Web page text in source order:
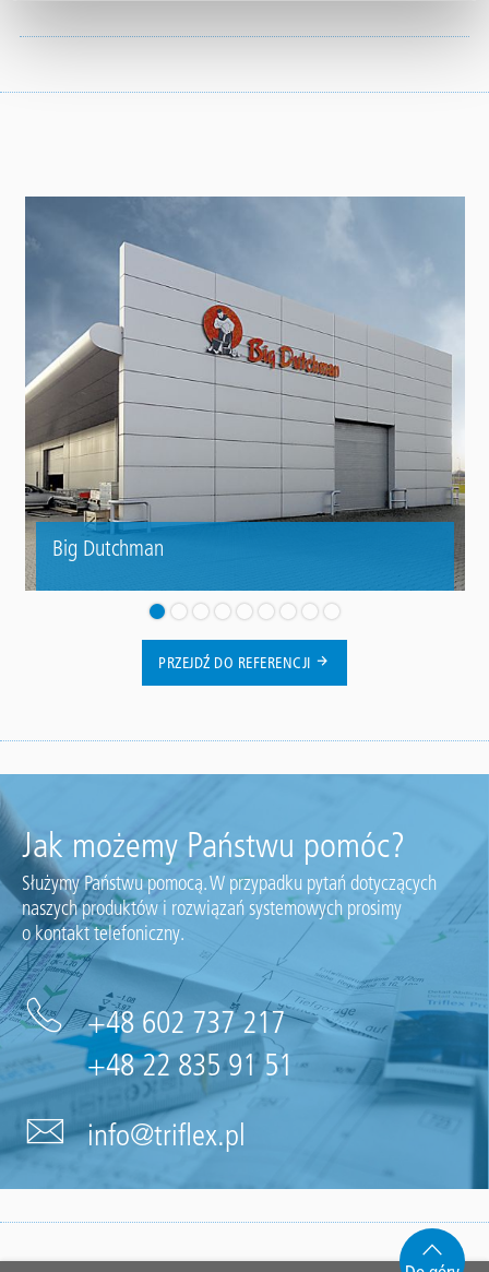
Big Dutchman
PRZEJDŹ DO REFERENCJI
Jak możemy Państwu pomóc?
Służymy Państwu pomocą. W przypadku pytań dotyczących
naszych produktów i rozwiązań systemowych prosimy
o kontakt telefoniczny.
+48 602 737 217
+48 22 835 91 51
info@triflex.pl